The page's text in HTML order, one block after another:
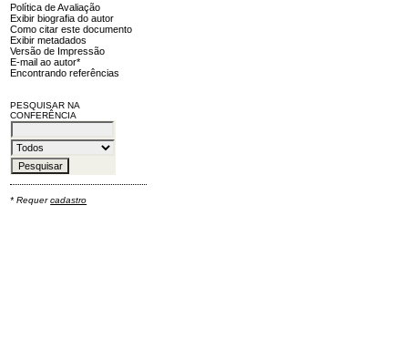
Política de Avaliação
Exibir biografia do autor
Como citar este documento
Exibir metadados
Versão de Impressão
E-mail ao autor*
Encontrando referências
PESQUISAR NA
CONFERÊNCIA
* Requercadastro